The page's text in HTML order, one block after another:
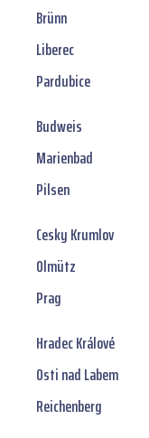
Brünn
Liberec
Pardubice
Budweis
Marienbad
Pilsen
Cesky Krumlov
Olmütz
Prag
Hradec Králové
Osti nad Labem
Reichenberg